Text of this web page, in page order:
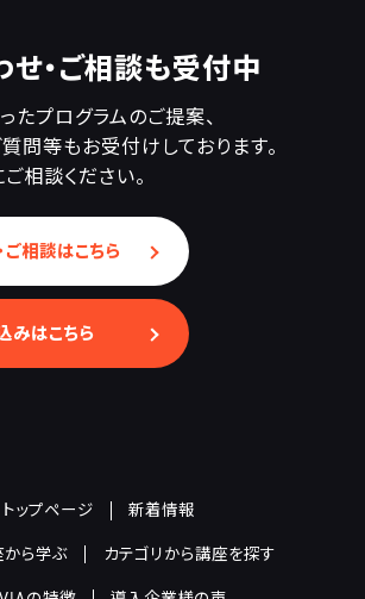
せ・ご相談も受付中
たプログラムのご提案、
問等もお受付けしております。
相談ください。
ご相談はこちら
みはこちら
トップページ 新着情報
ら学ぶ カテゴリから講座を探す